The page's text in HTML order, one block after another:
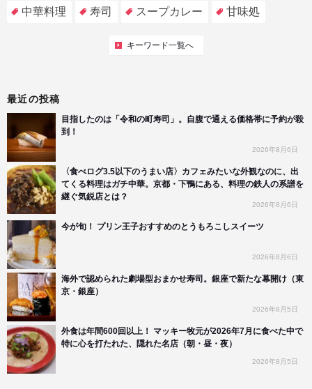
中華料理 寿司 スープカレー 甘味処
キーワード一覧へ
最近の投稿
目指したのは「令和の町寿司」。自腹で通える価格帯に予約が殺
到！
2026年8月6日
〈食べログ3.5以下のうまい店〉カフェみたいな外観なのに、出
てくる料理はガチ中華。京都・下鴨にある、料理の鉄人の系譜を
継ぐ気鋭店とは？
2026年8月6日
今が旬！ プリン王子おすすめのとうもろこしスイーツ
2026年8月6日
海外で認められた劇場型おまかせ寿司。銀座で新たな幕開け（東
京・銀座）
2026年8月5日
外食は年間600回以上！ マッキー牧元が2026年7月に食べた中で
特に心を打たれた、隠れた名店（朝・昼・夜）
2026年8月5日